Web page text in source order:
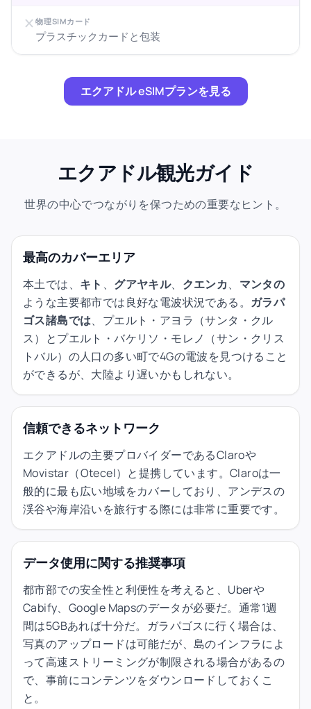
物理SIMカード
プラスチックカードと包装
エクアドル eSIMプランを見る
エクアドル観光ガイド
世界の中心でつながりを保つための重要なヒント。
最高のカバーエリア
本土では、 キト 、 グアヤキル、 クエンカ、 マンタの
ような主要都市では良好な電波状況である。 ガラパ
ゴス諸島では、プエルト・アヨラ（サンタ・クル
ス）とプエルト・バケリソ・モレノ（サン・クリス
トバル）の人口の多い町で4Gの電波を見つけること
ができるが、大陸より遅いかもしれない。
信頼できるネットワーク
エクアドルの主要プロバイダーであるClaroや
Movistar（Otecel）と提携しています。Claroは一
般的に最も広い地域をカバーしており、アンデスの
渓谷や海岸沿いを旅行する際には非常に重要です。
データ使用に関する推奨事項
都市部での安全性と利便性を考えると、Uberや
Cabify、Google Mapsのデータが必要だ。通常1週
間は5GBあれば十分だ。ガラパゴスに行く場合は、
写真のアップロードは可能だが、島のインフラによ
って高速ストリーミングが制限される場合があるの
で、事前にコンテンツをダウンロードしておくこ
と。